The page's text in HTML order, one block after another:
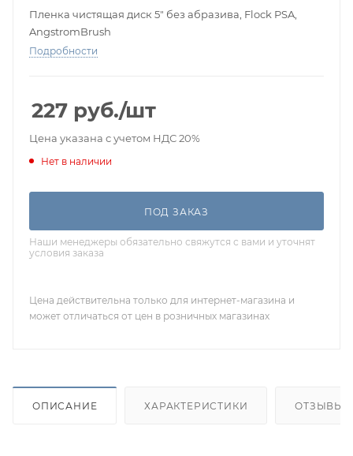
Пленка чистящая диск 5" без абразива, Flock PSA,
AngstromBrush
Подробности
227 руб./шт
Цена указана с учетом НДС 20%
Нет в наличии
ПОД ЗАКАЗ
Наши менеджеры обязательно свяжутся с вами и уточнят
условия заказа
Цена действительна только для интернет-магазина и
может отличаться от цен в розничных магазинах
ОПИСАНИЕ ХАРАКТЕРИСТИКИ ОТЗЫВЫ